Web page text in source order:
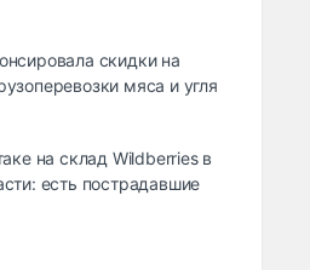
скидки на
мяса и угля
на склад Wildberries в
есть пострадавшие